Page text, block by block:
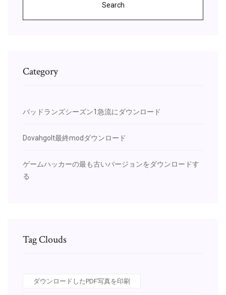
Search
Category
バッドランズシーズン1急流にダウンロード
Dovahgolt最終modダウンロード
ゲームハッカーの最も古いバージョンをダウンロードす
る
Tag Clouds
ダウンロードしたPDF写真を印刷